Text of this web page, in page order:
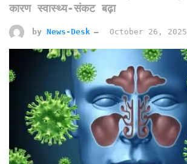
कारण स्वास्थ्य-संकट बढ़ा
by News-Desk October 26, 2025